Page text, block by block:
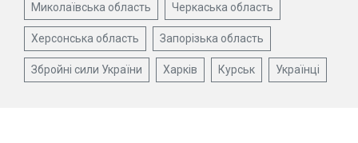
Миколаївська область Черкаська область
Херсонська область Запорізька область
Збройні сили України Харків Курськ Українці